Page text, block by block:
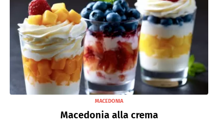
MACEDONIA
Macedonia alla crema